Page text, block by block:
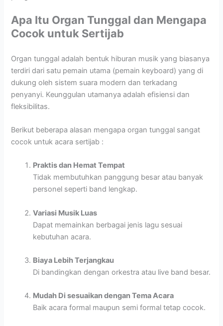
Apa Itu Organ Tunggal dan Mengapa
Cocok untuk Sertijab
Organ tunggal adalah bentuk hiburan musik yang biasanya
terdiri dari satu pemain utama (pemain keyboard) yang di
dukung oleh sistem suara modern dan terkadang
penyanyi. Keunggulan utamanya adalah efisiensi dan
fleksibilitas.
Berikut beberapa alasan mengapa organ tunggal sangat
cocok untuk acara sertijab :
Praktis dan Hemat Tempat
Tidak membutuhkan panggung besar atau banyak
personel seperti band lengkap.
Variasi Musik Luas
Dapat memainkan berbagai jenis lagu sesuai
kebutuhan acara.
Biaya Lebih Terjangkau
Di bandingkan dengan orkestra atau live band besar.
Mudah Di sesuaikan dengan Tema Acara
Baik acara formal maupun semi formal tetap cocok.